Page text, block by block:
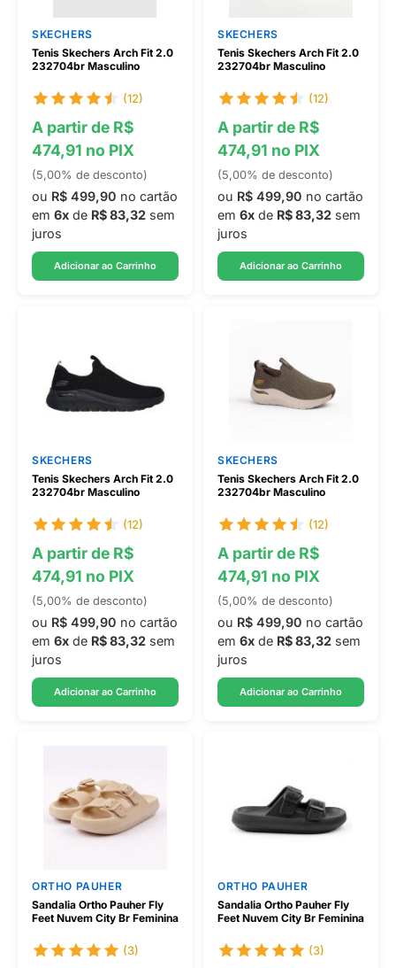
SKECHERS
Tenis Skechers Arch Fit 2.0
232704br Masculino
(12)
A partir de R$
474,91 no PIX
(5,00% de desconto)
ou R$ 499,90 no cartão
em 6x de R$ 83,32 sem
juros
Adicionar ao Carrinho
SKECHERS
Tenis Skechers Arch Fit 2.0
232704br Masculino
(12)
A partir de R$
474,91 no PIX
(5,00% de desconto)
ou R$ 499,90 no cartão
em 6x de R$ 83,32 sem
juros
Adicionar ao Carrinho
SKECHERS
Tenis Skechers Arch Fit 2.0
232704br Masculino
(12)
A partir de R$
474,91 no PIX
(5,00% de desconto)
ou R$ 499,90 no cartão
em 6x de R$ 83,32 sem
juros
Adicionar ao Carrinho
SKECHERS
Tenis Skechers Arch Fit 2.0
232704br Masculino
(12)
A partir de R$
474,91 no PIX
(5,00% de desconto)
ou R$ 499,90 no cartão
em 6x de R$ 83,32 sem
juros
Adicionar ao Carrinho
ORTHO PAUHER
Sandalia Ortho Pauher Fly
Feet Nuvem City Br Feminina
(3)
ORTHO PAUHER
Sandalia Ortho Pauher Fly
Feet Nuvem City Br Feminina
(3)